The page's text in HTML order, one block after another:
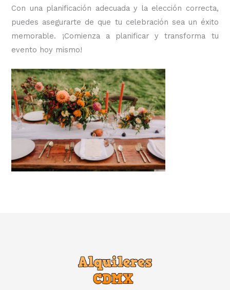
Con una planificación adecuada y la elección correcta,
puedes asegurarte de que tu celebración sea un éxito
memorable. ¡Comienza a planificar y transforma tu
evento hoy mismo!